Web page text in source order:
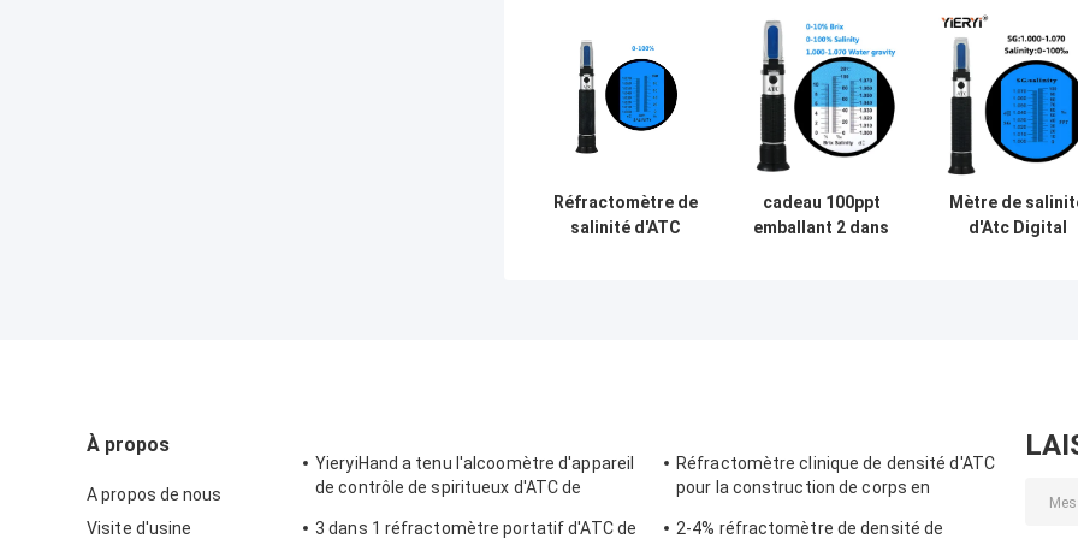
Réfractomètre de
salinité d'ATC
cadeau 100ppt
emballant 2 dans
Mètre de
d'Atc Digital
À propos
A propos de nous
Visite d'usine
YieryiHand a tenu l'alcoomètre d'appareil
de contrôle de spiritueux d'ATC de
3 dans 1 réfractomètre portatif d'ATC de
Réfractomètre clinique de densité d'ATC
pour la construction de corps en
2-4% réfractomètre de densité de